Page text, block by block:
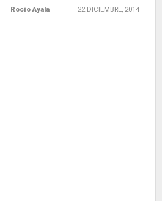
Rocío Ayala 22 DICIEMBRE, 2014